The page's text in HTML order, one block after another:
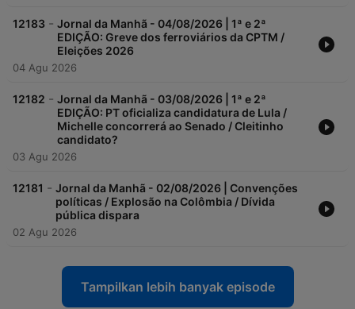
12183 - Jornal da Manhã - 04/08/2026 | 1ª e 2ª
EDIÇÃO: Greve dos ferroviários da CPTM /
Eleições 2026
04 Agu 2026
12182 - Jornal da Manhã - 03/08/2026 | 1ª e 2ª
EDIÇÃO: PT oficializa candidatura de Lula /
Michelle concorrerá ao Senado / Cleitinho
candidato?
03 Agu 2026
12181 - Jornal da Manhã - 02/08/2026 | Convenções
políticas / Explosão na Colômbia / Dívida
pública dispara
02 Agu 2026
Tampilkan lebih banyak episode